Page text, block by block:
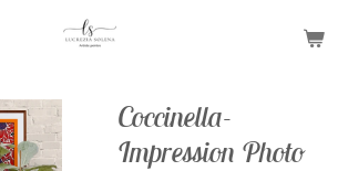
Coccinella-
Impression Photo